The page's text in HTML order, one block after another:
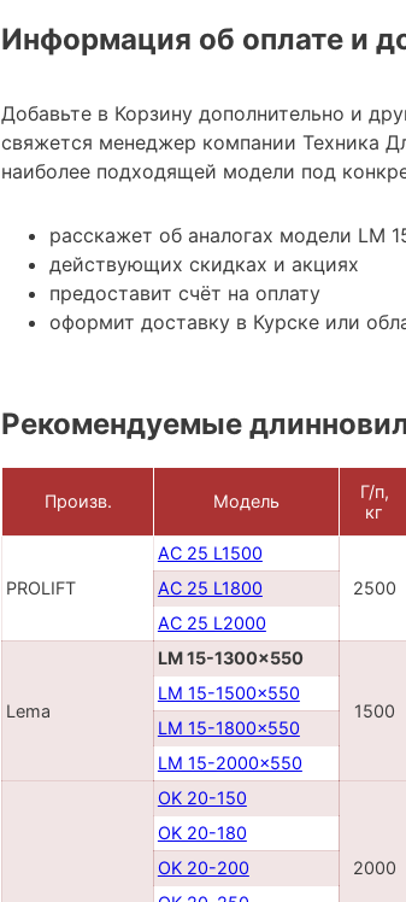
Информация об оплате и
Добавьте в Корзину дополнительно и
свяжется менеджер компании Техника
наиболее подходящей модели под
расскажет об аналогах модели LM
действующих скидках и акциях
предоставит счёт на оплату
оформит доставку в Курске или
Рекомендуемые
Произв. Модель
Г/п,
кг
PROLIFT
AC 25 L1500
2500
AC 25 L1800
AC 25 L2000
Lema
LM 15-1300x550
1500
LM 15-1500x550
LM 15-1800x550
LM 15-2000x550
OK 20-150
2000
OK 20-180
OK 20-200